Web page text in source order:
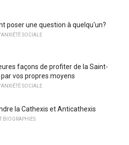
poser une question à quelqu'un?
SOCIALE
façons de profiter de la Saint-
vos propres moyens
SOCIALE
la Cathexis et Anticathexis
BIOGRAPHIES